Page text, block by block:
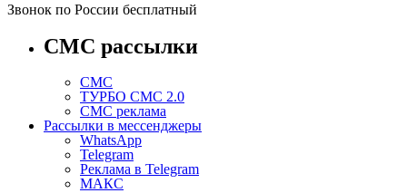
Звонок по России бесплатный
СМС рассылки
СМС
ТУРБО СМС 2.0
СМС реклама
Рассылки в мессенджеры
WhatsApp
Telegram
Реклама в Telegram
МАКС